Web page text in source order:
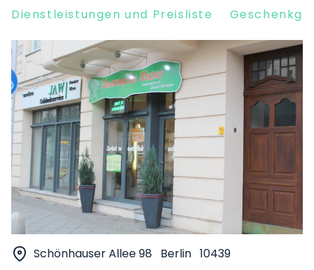
Dienstleistungen und Preisliste
Schönhauser Allee 98 Berlin 10439